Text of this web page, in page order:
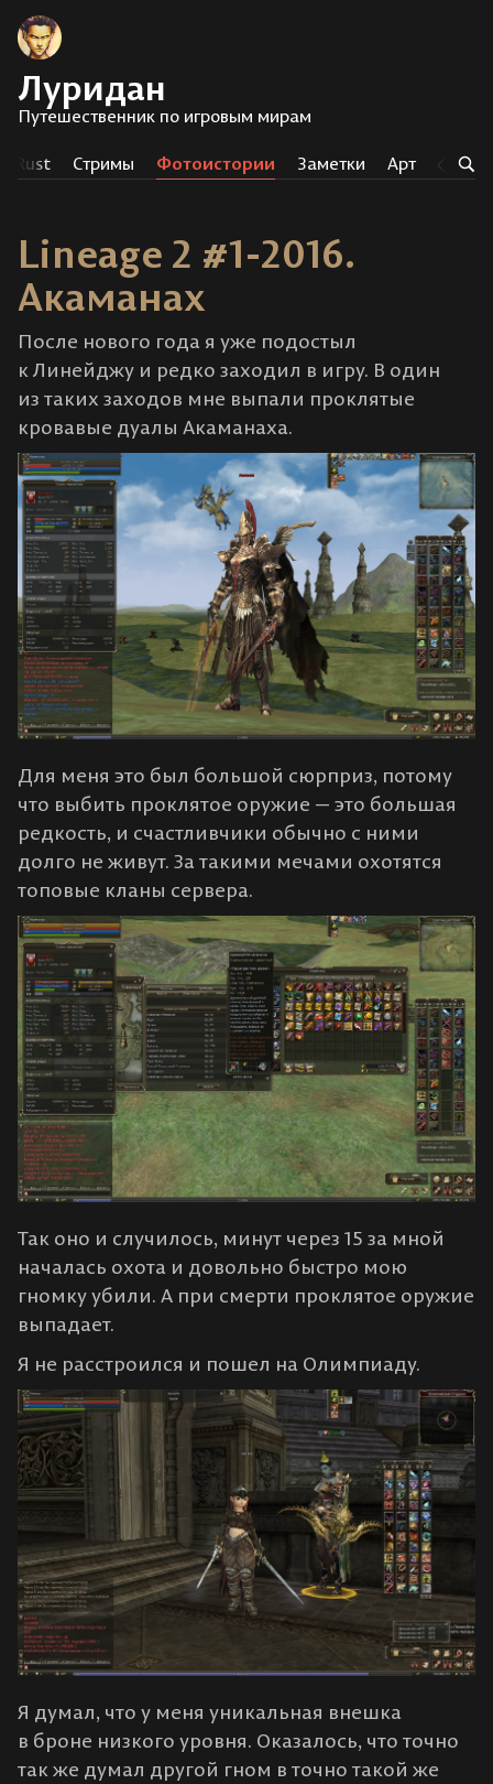
Луридан
Путешественник по игровым мирам
Rust Стримы Фотоистории Заметки Арт
Lineage 2 #1-2016.
Акаманах
После нового года я уже подостыл
к Линейджу и редко заходил в игру. В один
из таких заходов мне выпали проклятые
кровавые дуалы Акаманаха.
Для меня это был большой сюрприз, потому
что выбить проклятое оружие — это большая
редкость, и счастливчики обычно с ними
долго не живут. За такими мечами охотятся
топовые кланы сервера.
Так оно и случилось, минут через 15 за мной
началась охота и довольно быстро мою
гномку убили. А при смерти проклятое оружие
выпадает.
Я не расстроился и пошел на Олимпиаду.
Я думал, что у меня уникальная внешка
в броне низкого уровня. Оказалось, что точно
так же думал другой гном в точно такой же